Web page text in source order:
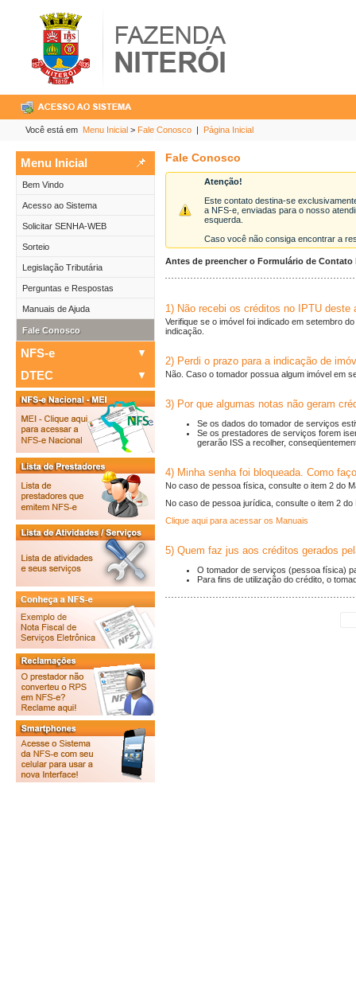
Você está em Menu Inicial > Fale Conosco | Página Inicial
Menu Inicial
Bem Vindo
Acesso ao Sistema
Solicitar SENHA-WEB
Sorteio
Legislação Tributária
Perguntas e Respostas
Manuais de Ajuda
Fale Conosco
NFS-e
Consulte seus Créditos
Sorteio
Verifique a Autenticidade
Consulta de RPS
DTEC
Informações
Fale Conosco
Atenção!
Este contato destina-se
a NFS-e, enviadas para o nosso
esquerda.
Caso você não consiga encontrar a
Antes de preencher o Formulário de
1) Não recebi os créditos no IPTU deste
Verifique se o imóvel foi indicado em setembro
indicação.
2) Perdi o prazo para a indicação de
Não. Caso o tomador possua algum imóvel em
3) Por que algumas notas não geram
Se os dados do tomador de serviços
Se os prestadores de serviços forem
gerarão ISS a recolher,
4) Minha senha foi bloqueada. Como
No caso de pessoa física, consulte o item 2 do
No caso de pessoa jurídica, consulte o item 2
Clique aqui para acessar os Manuais
5) Quem faz jus aos créditos gerados
O tomador de serviços (pessoa física)
Para fins de utilização do crédito, o